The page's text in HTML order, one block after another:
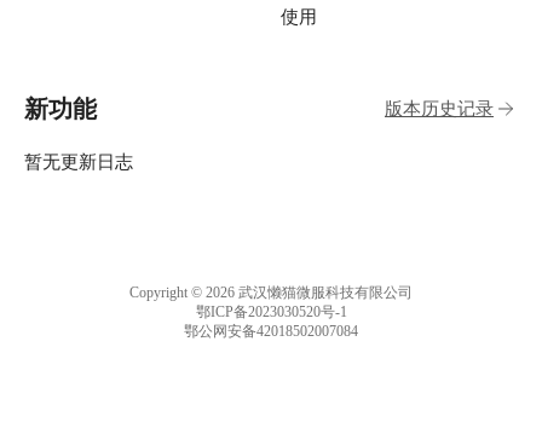
使用
新功能 版本历史记录
暂无更新日志
Copyright © 2026 武汉懒猫微服科技有限公司
鄂ICP备2023030520号-1
鄂公网安备42018502007084